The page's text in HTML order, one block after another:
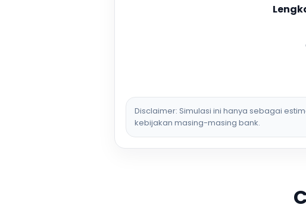
Disclaimer: Simulasi ini hanya sebagai
kebijakan masing-masing bank.